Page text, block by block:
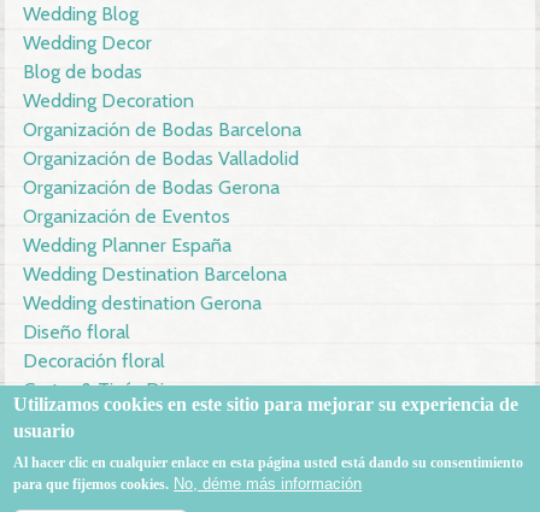
Wedding Blog
Wedding Decor
Blog de bodas
Wedding Decoration
Organización de Bodas Barcelona
Organización de Bodas Valladolid
Organización de Bodas Gerona
Organización de Eventos
Wedding Planner España
Wedding Destination Barcelona
Wedding destination Gerona
Diseño floral
Decoración floral
Garter & Tie´s Diary
639585519
info@garterandtiesdiary.com
Utilizamos cookies en este sitio para mejorar su experiencia de
usuario
Al hacer clic en cualquier enlace en esta página usted está dando su consentimiento
para que fijemos cookies. No, déme más información